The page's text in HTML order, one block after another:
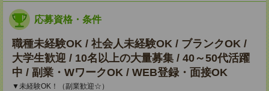
応募資格・条件
職種未経験OK / 社会人未経験OK / ブランクOK /
大学生歓迎 / 10名以上の大量募集 / 40～50代活躍
中 / 副業・WワークOK / WEB登録・面接OK
▼未経験OK！（副業歓迎☆）